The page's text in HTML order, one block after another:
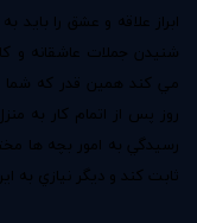
ابراز علاقه و عشق را بايد
شنيدن جملات عاشقانه و
مي كند همين قدر كه شما
روز پس از اتمام كار به
رسيدگي به امور بچه ها
ثابت كند و ديگر نيازي به